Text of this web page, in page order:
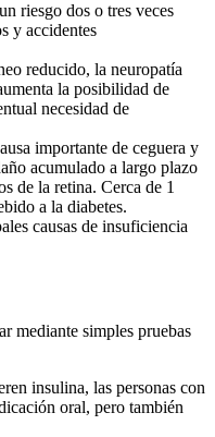
riesgo dos o tres veces
y accidentes
reducido, la neuropatía
la posibilidad de
necesidad de
importante de ceguera y
acumulado a largo plazo
de la retina. Cerca de 1
a la diabetes.
causas de insuficiencia
mediante simples pruebas
insulina, las personas con
oral, pero también